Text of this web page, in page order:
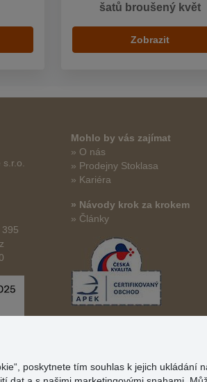
šatů broušený květ
Zobrazit
Mohlo by vás zajímat
» O nás
» Prodejny Stoklasa
» Kariéra
» Návody krok za krokem
» Články
poskytnete tím souhlas k jejich ukládání